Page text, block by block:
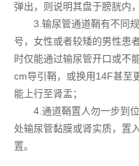
弹出，则说明其盘于膀胱内
3.输尿管通道鞘有不同
号，女性或者较矮的男性患
时仅能通过输尿管开口或不
cm导引鞘，或换用14F甚至
能上行至肾盂；
4.通道鞘置人勿一步到
处输尿管黏膜或肾实质，置
置。